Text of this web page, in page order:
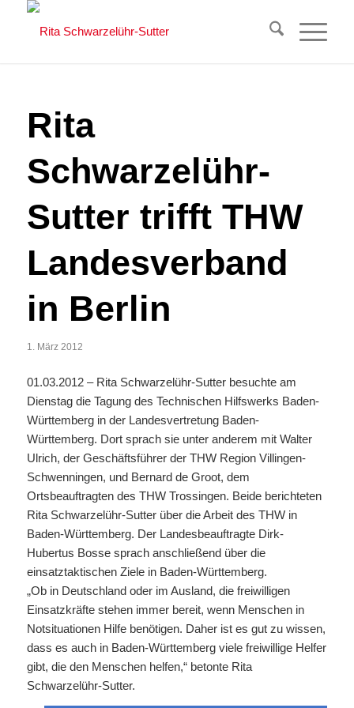
Rita
Schwarzelühr-
Sutter trifft THW
Landesverband
in Berlin
1. März 2012
01.03.2012 – Rita Schwarzelühr-Sutter besuchte am
Dienstag die Tagung des Technischen Hilfswerks Baden-
Württemberg in der Landesvertretung Baden-
Württemberg. Dort sprach sie unter anderem mit Walter
Ulrich, der Geschäftsführer der THW Region Villingen-
Schwenningen, und Bernard de Groot, dem
Ortsbeauftragten des THW Trossingen. Beide berichteten
Rita Schwarzelühr-Sutter über die Arbeit des THW in
Baden-Württemberg. Der Landesbeauftragte Dirk-
Hubertus Bosse sprach anschließend über die
einsatztaktischen Ziele in Baden-Württemberg.
„Ob in Deutschland oder im Ausland, die freiwilligen
Einsatzkräfte stehen immer bereit, wenn Menschen in
Notsituationen Hilfe benötigen. Daher ist es gut zu wissen,
dass es auch in Baden-Württemberg viele freiwillige Helfer
gibt, die den Menschen helfen,“ betonte Rita
Schwarzelühr-Sutter.